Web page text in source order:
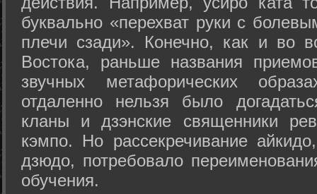
буквально «перехват руки с
плечи сзади». Конечно, как и во
Востока, раньше названия
звучных метафорических
отдаленно нельзя было
кланы и дзэнские священники
кэмпо. Но рассекречивание
дзюдо, потребовало
обучения.